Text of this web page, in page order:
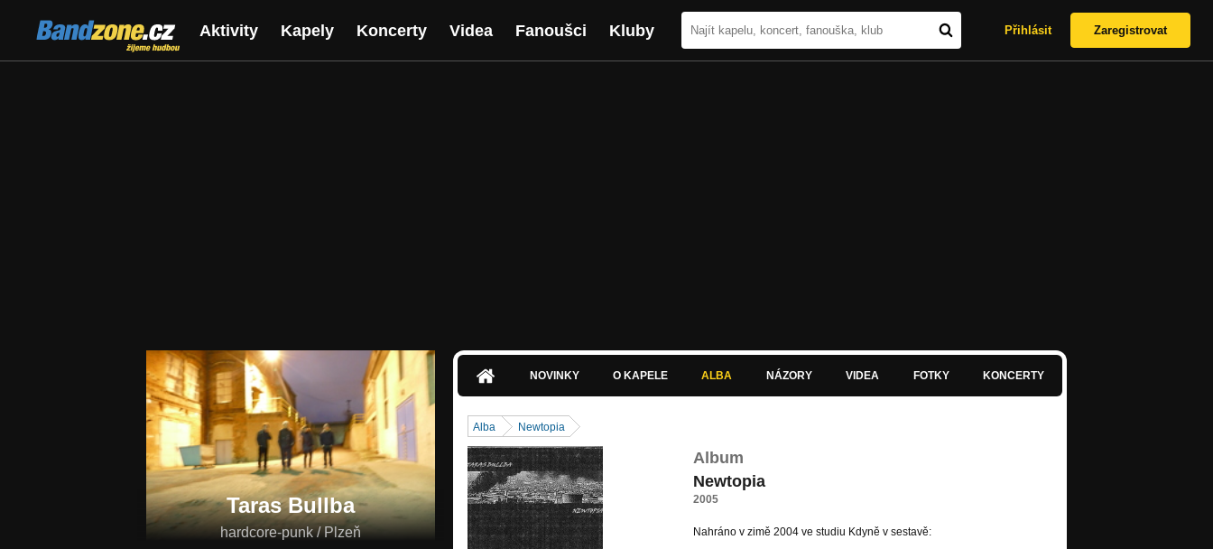
Bandzone.cz
žijeme hudbou
Aktivity Kapely Koncerty Videa Fanoušci Kluby Přihlásit Zaregistrovat
Taras Bullba
hardcore-punk / Plzeň
NOVINKY O KAPELE ALBA NÁZORY VIDEA FOTKY KONCERTY
Alba Newtopia
Album
Newtopia
2005
Nahráno v zimě 2004 ve studiu Kdyně v sestavě: